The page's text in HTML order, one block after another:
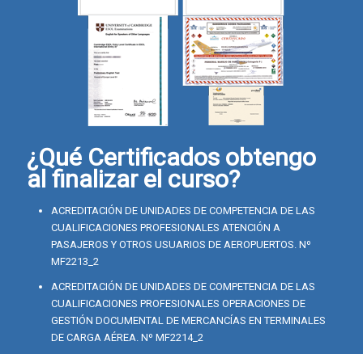
¿Qué Certificados obtengo
al finalizar el curso?
ACREDITACIÓN DE UNIDADES DE COMPETENCIA DE LAS
CUALIFICACIONES PROFESIONALES ATENCIÓN A
PASAJEROS Y OTROS USUARIOS DE AEROPUERTOS. Nº
MF2213_2
ACREDITACIÓN DE UNIDADES DE COMPETENCIA DE LAS
CUALIFICACIONES PROFESIONALES OPERACIONES DE
GESTIÓN DOCUMENTAL DE MERCANCÍAS EN TERMINALES
DE CARGA AÉREA. Nº MF2214_2